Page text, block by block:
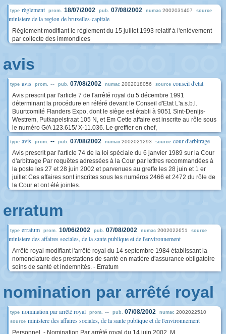
type règlement prom. 18/07/2002 pub. 07/08/2002 numac 2002031407 source
ministere de la region de bruxelles-capitale
Règlement modifiant le règlement du 15 juillet 1993 relatif à l'enlèvement
par collecte des immondices
avis
type avis prom. -- pub. 07/08/2002 numac 2002018056 source conseil d'etat
Avis prescrit par l'article 7 de l'arrêté royal du 5 décembre 1991
déterminant la procédure en référé devant le Conseil d'Etat L'a.s.b.l.
Buurtcomité Flanders Expo, dont le siège est établi à 9051 Sint-Denijs-
Westrem, Putkapelstraat 105 N, et Em Cette affaire est inscrite au rôle sous
le numéro G/A 123.615/ X-11.036. Le greffier en chef,
type avis prom. -- pub. 07/08/2002 numac 2002021293 source cour d'arbitrage
Avis prescrit par l'article 74 de la loi spéciale du 6 janvier 1989 sur la Cour
d'arbitrage Par requêtes adressées à la Cour par lettres recommandées à
la poste les 27 et 28 juin 2002 et parvenues au greffe les 28 juin et 1 er
juillet Ces affaires sont inscrites sous les numéros 2466 et 2472 du rôle de
la Cour et ont été jointes.
erratum
type erratum prom. 10/06/2002 pub. 07/08/2002 numac 2002022651 source
ministere des affaires sociales, de la sante publique et de l'environnement
Arrêté royal modifiant l'arrêté royal du 14 septembre 1984 établissant la
nomenclature des prestations de santé en matière d'assurance obligatoire
soins de santé et indemnités. - Erratum
nomination par arrêté royal
type nomination par arrêté royal prom. -- pub. 07/08/2002 numac 2002022510
source ministere des affaires sociales, de la sante publique et de l'environnement
Personnel. - Nomination Par arrêté royal du 14 juin 2002, M.